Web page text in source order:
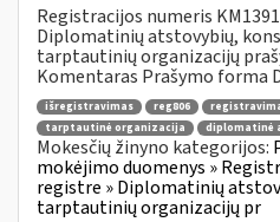
Registracijos numeris
Diplomatinių atstovybių,
tarptautinių organizacijų
Komentaras Prašymo forma
išregistravimas reg806
tarptautinė organizacija
diplomatinė
Mokesčių žinyno kategorijos:
mokėjimo duomenys »
registre » Diplomatinių
tarptautinių organizacijų pr